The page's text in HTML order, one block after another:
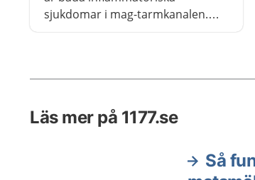
sjukdomar i mag-tarmkanalen.
Läs mer på 1177.se
Så